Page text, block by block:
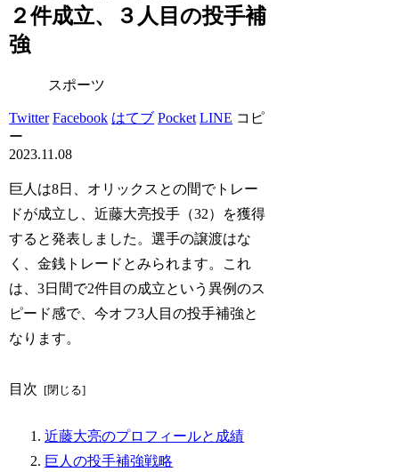
２件成立、３人目の投手補
強
スポーツ
Twitter Facebook はてブ Pocket LINE コピ
ー
2023.11.08
巨人は8日、オリックスとの間でトレー
ドが成立し、近藤大亮投手（32）を獲得
すると発表しました。選手の譲渡はな
く、金銭トレードとみられます。これ
は、3日間で2件目の成立という異例のス
ピード感で、今オフ3人目の投手補強と
なります。
目次
近藤大亮のプロフィールと成績
巨人の投手補強戦略